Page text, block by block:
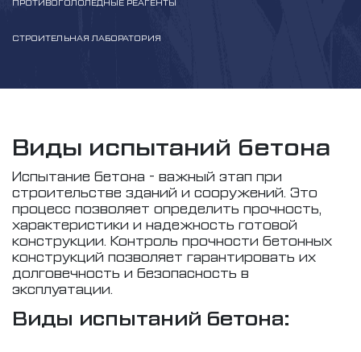
ПРОТИВОГОЛОЛЕДНЫЕ РЕАГЕНТЫ
СТРОИТЕЛЬНАЯ ЛАБОРАТОРИЯ
Виды испытаний бетона
Испытание бетона - важный этап при
строительстве зданий и сооружений. Это
процесс позволяет определить прочность,
характеристики и надежность готовой
конструкции. Контроль прочности бетонных
конструкций позволяет гарантировать их
долговечность и безопасность в
эксплуатации.
Виды испытаний бетона: